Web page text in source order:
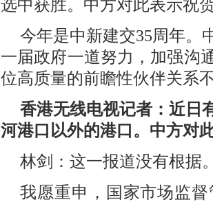
选中获胜。中方对此表示祝
今年是中新建交35周年。
一届政府一道努力，加强沟
位高质量的前瞻性伙伴关系
香港无线电视记者：近日
河港口以外的港口。中方对
林剑：这一报道没有根据
我愿重申，国家市场监